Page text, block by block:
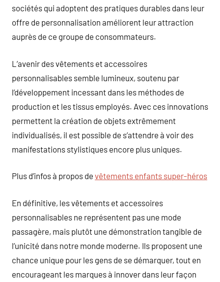
sociétés qui adoptent des pratiques durables dans leur
offre de personnalisation améliorent leur attraction
auprès de ce groupe de consommateurs.
L’avenir des vêtements et accessoires
personnalisables semble lumineux, soutenu par
l’développement incessant dans les méthodes de
production et les tissus employés. Avec ces innovations
permettent la création de objets extrêmement
individualisés, il est possible de s’attendre à voir des
manifestations stylistiques encore plus uniques.
Plus d’infos à propos de vêtements enfants super-héros
En définitive, les vêtements et accessoires
personnalisables ne représentent pas une mode
passagère, mais plutôt une démonstration tangible de
l’unicité dans notre monde moderne. Ils proposent une
chance unique pour les gens de se démarquer, tout en
encourageant les marques à innover dans leur façon